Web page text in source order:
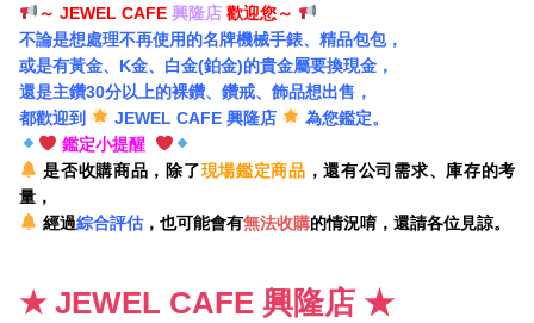
～ JEWEL CAFE 興隆店歡迎您～
不論是想處理不再使用的名牌機械手錶、精品包包，
或是有黃金、K金、白金(鉑金)的貴金屬要換現金，
還是主鑽30分以上的裸鑽、鑽戒、飾品想出售，
都歡迎到
JEWEL CAFE 興隆店
為您鑑定。
鑑定小提醒
是否收購商品，除了現場鑑定商品 ，還有公司需求、庫存的考
量，
經過綜合評估，也可能會有無法收購的情況唷，還請各位見諒。
★ JEWEL CAFE 興隆店 ★